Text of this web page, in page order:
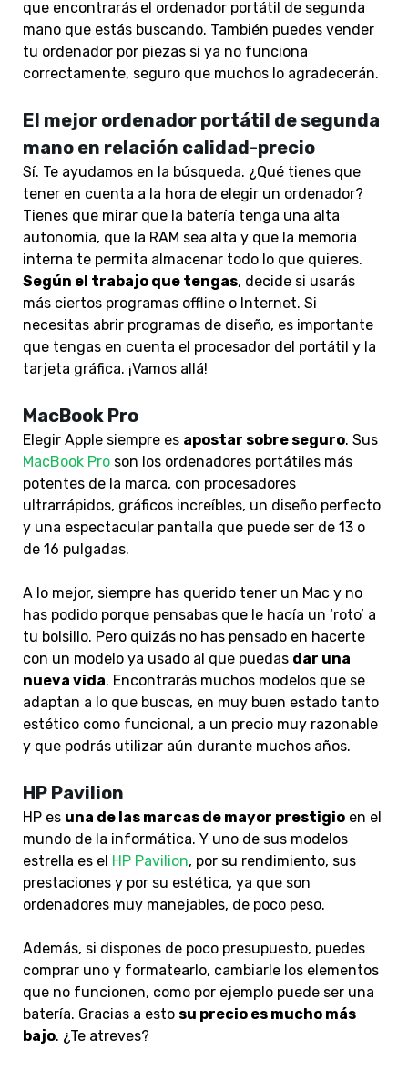
que encontrarás el ordenador portátil de segunda
mano que estás buscando. También puedes vender
tu ordenador por piezas si ya no funciona
correctamente, seguro que muchos lo agradecerán.
El mejor ordenador portátil de segunda
mano en relación calidad-precio
Sí. Te ayudamos en la búsqueda. ¿Qué tienes que
tener en cuenta a la hora de elegir un ordenador?
Tienes que mirar que la batería tenga una alta
autonomía, que la RAM sea alta y que la memoria
interna te permita almacenar todo lo que quieres.
Según el trabajo que tengas, decide si usarás
más ciertos programas offline o Internet. Si
necesitas abrir programas de diseño, es importante
que tengas en cuenta el procesador del portátil y la
tarjeta gráfica. ¡Vamos allá!
MacBook Pro
Elegir Apple siempre es apostar sobre seguro. Sus
MacBook Pro son los ordenadores portátiles más
potentes de la marca, con procesadores
ultrarrápidos, gráficos increíbles, un diseño perfecto
y una espectacular pantalla que puede ser de 13 o
de 16 pulgadas.
A lo mejor, siempre has querido tener un Mac y no
has podido porque pensabas que le hacía un ‘roto’ a
tu bolsillo. Pero quizás no has pensado en hacerte
con un modelo ya usado al que puedas dar una
nueva vida. Encontrarás muchos modelos que se
adaptan a lo que buscas, en muy buen estado tanto
estético como funcional, a un precio muy razonable
y que podrás utilizar aún durante muchos años.
HP Pavilion
HP es una de las marcas de mayor prestigio en el
mundo de la informática. Y uno de sus modelos
estrella es el HP Pavilion, por su rendimiento, sus
prestaciones y por su estética, ya que son
ordenadores muy manejables, de poco peso.
Además, si dispones de poco presupuesto, puedes
comprar uno y formatearlo, cambiarle los elementos
que no funcionen, como por ejemplo puede ser una
batería. Gracias a esto su precio es mucho más
bajo. ¿Te atreves?